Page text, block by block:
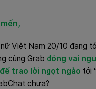
nữ Việt Nam 20/10 đang
cùng Grab đóng vai
trao lời ngọt ngào tới
chưa?